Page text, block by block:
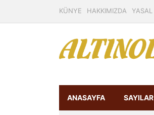
KÜNYE HAKKIMIZDA YASAL
ANASAYFA SAYILAR